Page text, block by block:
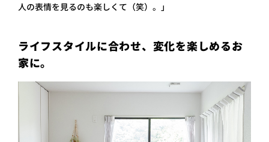
人の表情を見るのも楽しくて（笑）。」
ライフスタイルに合わせ、変化を楽しめるお
家に。